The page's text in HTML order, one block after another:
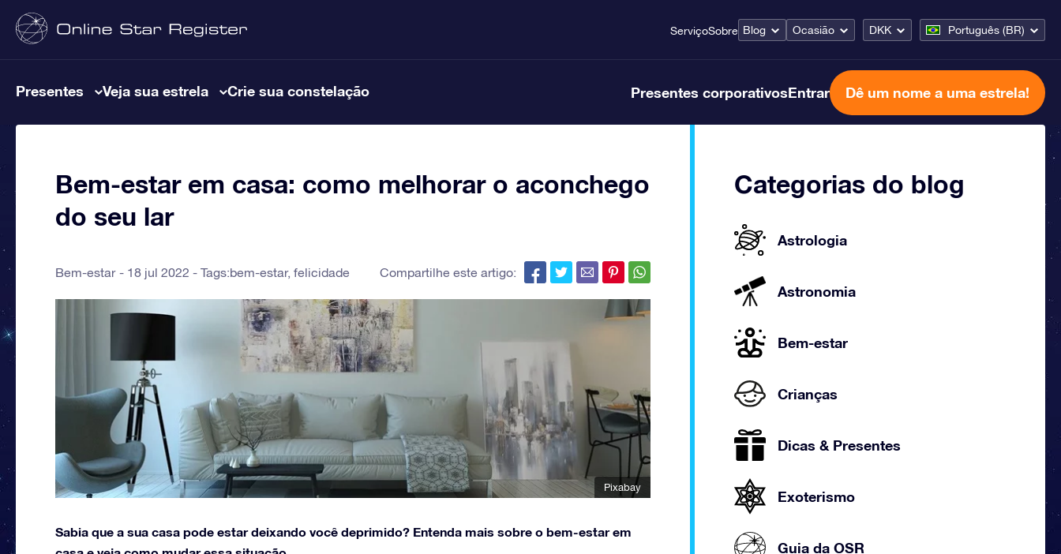
ServiçoSobre Blog Ocasião DKK Português (BR)
Presentes Veja sua estrela Crie sua constelação Presentes corporativosEntrar Dê um nome a uma estrela!
Bem-estar em casa: como melhorar o aconchego
do seu lar
Bem-estar 18 jul 2022 - Tags:bem-estar, felicidade Compartilhe este artigo:
Pixabay
Sabia que a sua casa pode estar deixando você deprimido? Entenda mais sobre o bem-estar em
Categorias do blog
Astrologia
Astronomia
Bem-estar
Crianças
Dicas & Presentes
Exoterismo
Guia da OSR